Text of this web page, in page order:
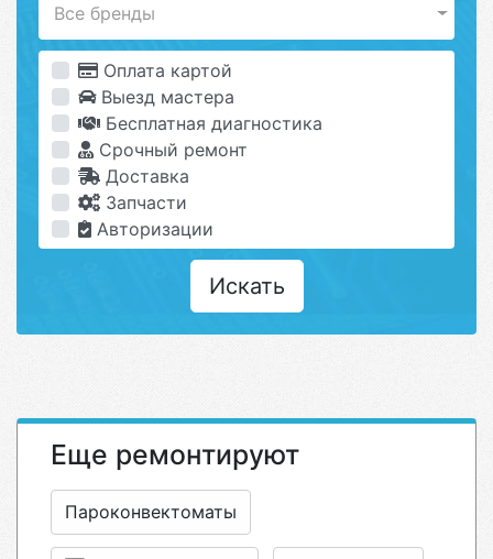
Все бренды
Оплата картой
Выезд мастера
Бесплатная диагностика
Срочный ремонт
Доставка
Запчасти
Авторизации
Искать
Еще ремонтируют
Пароконвектоматы